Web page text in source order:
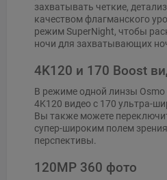
захватывать четкие,
качеством флагманского
режим SuperNight, чтобы
ночи для захватывающих
4K120 и 170 Boost
В режиме одной линзы Osmo
4K120 видео с 170 ультра-
Вы также можете
супер-широким полем
перспективы.
120MP 360 фото